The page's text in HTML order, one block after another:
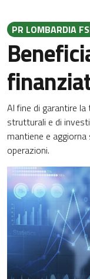
PR LOMBARDIA
Al fine di garantire
strutturali e di
mantiene e
operazioni.